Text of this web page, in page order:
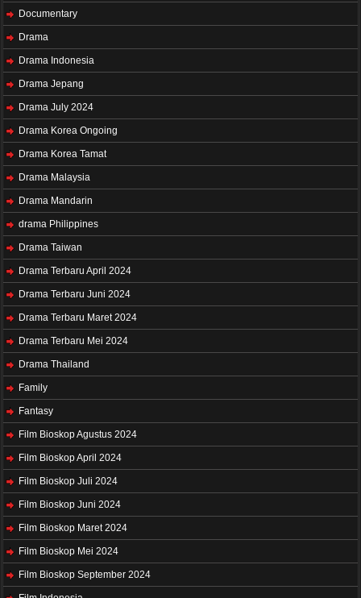
Documentary
Drama
Drama Indonesia
Drama Jepang
Drama July 2024
Drama Korea Ongoing
Drama Korea Tamat
Drama Malaysia
Drama Mandarin
drama Philippines
Drama Taiwan
Drama Terbaru April 2024
Drama Terbaru Juni 2024
Drama Terbaru Maret 2024
Drama Terbaru Mei 2024
Drama Thailand
Family
Fantasy
Film Bioskop Agustus 2024
Film Bioskop April 2024
Film Bioskop Juli 2024
Film Bioskop Juni 2024
Film Bioskop Maret 2024
Film Bioskop Mei 2024
Film Bioskop September 2024